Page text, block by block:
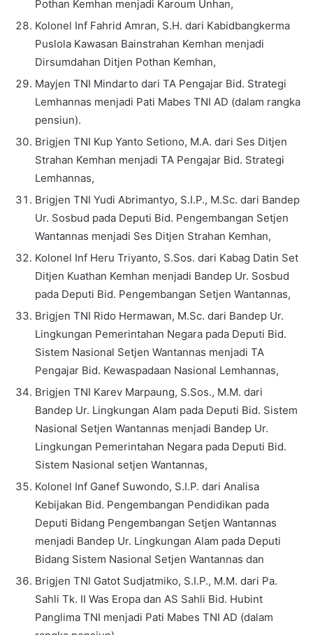
Pothan Kemhan menjadi Karoum Unhan,
Kolonel Inf Fahrid Amran, S.H. dari Kabidbangkerma
Puslola Kawasan Bainstrahan Kemhan menjadi
Dirsumdahan Ditjen Pothan Kemhan,
Mayjen TNI Mindarto dari TA Pengajar Bid. Strategi
Lemhannas menjadi Pati Mabes TNI AD (dalam rangka
pensiun).
Brigjen TNI Kup Yanto Setiono, M.A. dari Ses Ditjen
Strahan Kemhan menjadi TA Pengajar Bid. Strategi
Lemhannas,
Brigjen TNI Yudi Abrimantyo, S.I.P., M.Sc. dari Bandep
Ur. Sosbud pada Deputi Bid. Pengembangan Setjen
Wantannas menjadi Ses Ditjen Strahan Kemhan,
Kolonel Inf Heru Triyanto, S.Sos. dari Kabag Datin Set
Ditjen Kuathan Kemhan menjadi Bandep Ur. Sosbud
pada Deputi Bid. Pengembangan Setjen Wantannas,
Brigjen TNI Rido Hermawan, M.Sc. dari Bandep Ur.
Lingkungan Pemerintahan Negara pada Deputi Bid.
Sistem Nasional Setjen Wantannas menjadi TA
Pengajar Bid. Kewaspadaan Nasional Lemhannas,
Brigjen TNI Karev Marpaung, S.Sos., M.M. dari
Bandep Ur. Lingkungan Alam pada Deputi Bid. Sistem
Nasional Setjen Wantannas menjadi Bandep Ur.
Lingkungan Pemerintahan Negara pada Deputi Bid.
Sistem Nasional setjen Wantannas,
Kolonel Inf Ganef Suwondo, S.I.P. dari Analisa
Kebijakan Bid. Pengembangan Pendidikan pada
Deputi Bidang Pengembangan Setjen Wantannas
menjadi Bandep Ur. Lingkungan Alam pada Deputi
Bidang Sistem Nasional Setjen Wantannas dan
Brigjen TNI Gatot Sudjatmiko, S.I.P., M.M. dari Pa.
Sahli Tk. II Was Eropa dan AS Sahli Bid. Hubint
Panglima TNI menjadi Pati Mabes TNI AD (dalam